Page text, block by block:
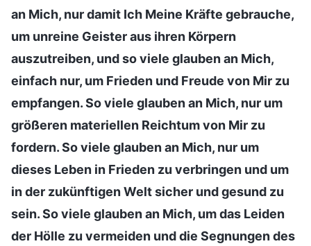
an Mich, nur damit Ich Meine Kräfte gebrauche,
um unreine Geister aus ihren Körpern
auszutreiben, und so viele glauben an Mich,
einfach nur, um Frieden und Freude von Mir zu
empfangen. So viele glauben an Mich, nur um
größeren materiellen Reichtum von Mir zu
fordern. So viele glauben an Mich, nur um
dieses Leben in Frieden zu verbringen und um
in der zukünftigen Welt sicher und gesund zu
sein. So viele glauben an Mich, um das Leiden
der Hölle zu vermeiden und die Segnungen des